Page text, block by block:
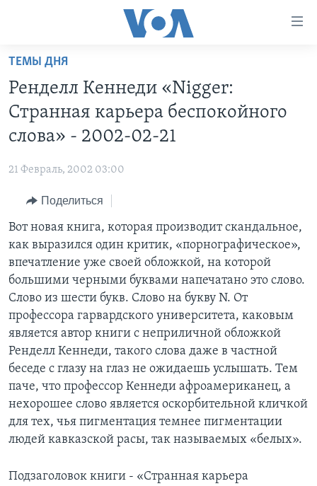
Перейти
основной
контент
Перейти
основной
навигации
Перейти
поиск
ПРОГРАММЫ
ИТОГИ
ПОЧЕМУ ЭТО ВАЖНО?
ДИСКУССИЯ VOA
ДЕТАЛИ
НЬЮ-ЙОРК NEW YORK
АМЕРИКА. БОЛЬШОЕ ПУТЕШЕСТВИЕ
ПРОЕКТЫ
НАША АМЕРИКАНСКАЯ ИСТОРИЯ
А КАК В АМЕРИКЕ?
АРТЕФАКТЫ
АМЕРИКАНСКИЕ ГОРОДКИ
ТЕСТЫ
ИНТЕРВЬЮ
ФАКТЫ ПРОТИВ ФЕЙКОВ
ЗА СВОБОДУ ПРЕССЫ
УЧИМ АНГЛИЙСКИЙ
ВИДЕО
ПОДПИСКА НА НОВОСТИ
Learning English
СОЦИАЛЬНЫЕ СЕТИ
Языки
ТЕМЫ ДНЯ
Ренделл Кеннеди «Nigger:
Странная карьера беспокойного
слова» - 2002-02-21
21 Февраль, 2002 03:00
Поделиться
Вот новая книга, которая производит скандальное,
как выразился один критик, «порнографическое»,
впечатление уже своей обложкой, на которой
большими черными буквами напечатано это слово.
Слово из шести букв. Слово на букву N. От
профессора гарвардского университета, каковым
является автор книги с неприличной обложкой
Ренделл Кеннеди, такого слова даже в частной
беседе с глазу на глаз не ожидаешь услышать. Тем
паче, что профессор Кеннеди афроамериканец, а
нехорошее слово является оскорбительной кличкой
для тех, чья пигментация темнее пигментации
людей кавказской расы, так называемых «белых».
Подзаголовок книги - «Странная карьера